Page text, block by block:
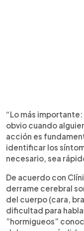
“Lo más
obvio cuando
acción es
identificar los
necesario, sea
De acuerdo con
derrame cerebral
del cuerpo (cara,
dificultad para
”hormigueos”